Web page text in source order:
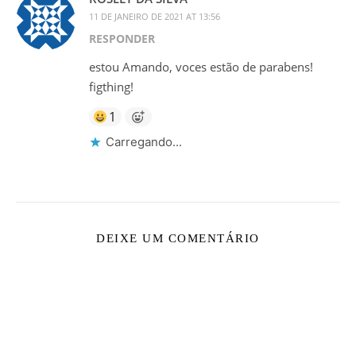
11 DE JANEIRO DE 2021 AT 13:56
RESPONDER
estou Amando, voces estão de parabens!
figthing!
1
Carregando...
DEIXE UM COMENTÁRIO